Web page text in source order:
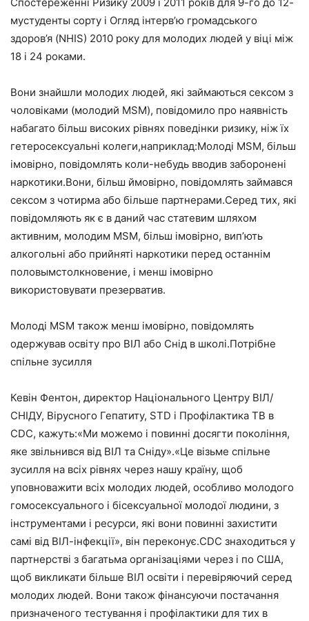
мустуденты сорту і Огляд інтерв’ю громадського
здоров’я (NHIS) 2010 року для молодих людей у віці між
18 і 24 роками.
Вони знайшли молодих людей, які займаються сексом з
чоловіками (молодий MSM), повідомило про наявність
набагато більш високих рівнях поведінки ризику, ніж їх
гетеросексуальні колеги,наприклад:Молоді MSM, більш
імовірно, повідомлять коли-небудь вводив заборонені
наркотики.Вони, більш ймовірно, повідомлять займався
сексом з чотирма або більше партнерами.Серед тих, які
повідомляють як є в даний час статевим шляхом
активним, молодим MSM, більш імовірно, вип’ють
алкогольні або прийняті наркотики перед останнім
половымстолкновение, і менш імовірно
використовувати презерватив.
Молоді MSM також менш імовірно, повідомлять
одержував освіту про ВІЛ або Снід в школі.Потрібне
спільне зусилля
Кевін Фентон, директор Національного Центру ВІЛ/
СНІДУ, Вірусного Гепатиту, STD і Профілактика TB в
CDC, кажуть:«Ми можемо і повинні досягти покоління,
яке звільнився від ВІЛ та Сніду».«Це візьме спільне
зусилля на всіх рівнях через нашу країну, щоб
уповноважити всіх молодих людей, особливо молодого
гомосексуального і бісексуальної молодої людини, з
інструментами і ресурси, які вони повинні захистити
самі від ВІЛ-інфекції», він переконує.CDC знаходиться у
партнерстві з багатьма організаціями через і по США,
щоб викликати більше ВІЛ освіти і перевіряючий серед
молодих людей. Вони також фінансуючи постачання
призначеного тестування і профілактики для тих в